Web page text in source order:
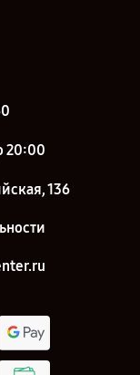
20:00
136